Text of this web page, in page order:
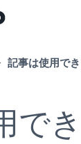
記事は使用で
で